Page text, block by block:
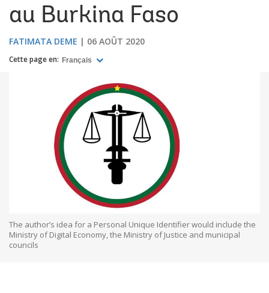
au Burkina Faso
FATIMATA DEME 06 AOÛT 2020
Cette page en: Français
The author’s idea for a Personal Unique Identifier would include the
Ministry of Digital Economy, the Ministry of Justice and municipal
councils